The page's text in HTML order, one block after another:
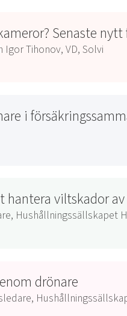
Senaste
Tihonov, VD, Solvi
i
hantera viltskador
Hushållningssällskapet
drönare